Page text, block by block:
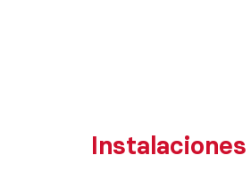
Instalaciones